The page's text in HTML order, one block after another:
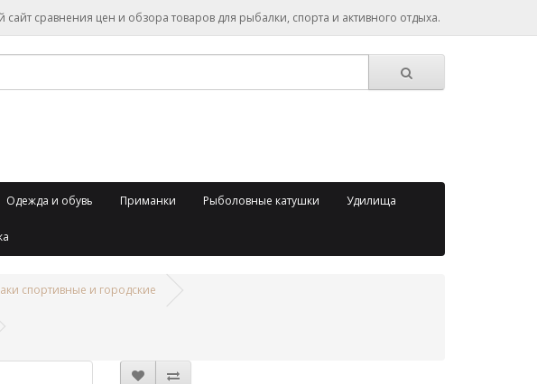
сравнения цен и обзора товаров для рыбалки, спорта и активного отдыха.
Одежда и обувь Приманки Рыболовные катушки Удилища
спортивные и городские